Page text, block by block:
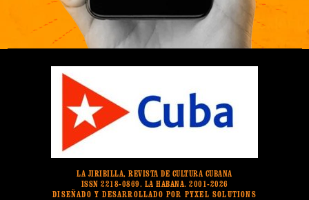
LA JIRIBILLA, REVISTA DE CULTURA CUBANA
ISSN 2218-0869. LA HABANA. 2001-2026
DISEÑADO Y DESARROLLADO POR PYXEL SOLUTIONS